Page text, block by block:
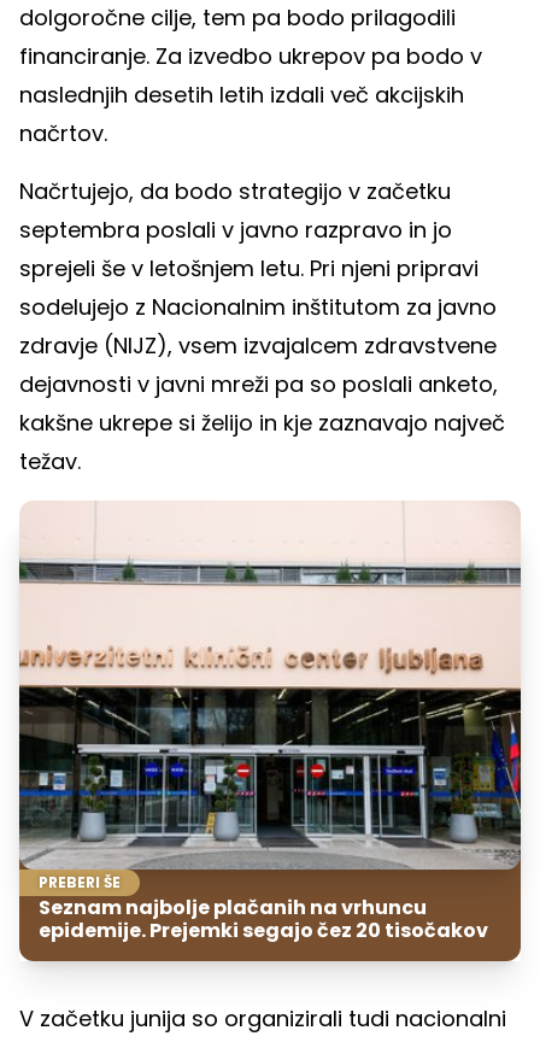
dolgoročne cilje, tem pa bodo prilagodili
financiranje. Za izvedbo ukrepov pa bodo v
naslednjih desetih letih izdali več akcijskih
načrtov.
Načrtujejo, da bodo strategijo v začetku
septembra poslali v javno razpravo in jo
sprejeli še v letošnjem letu. Pri njeni pripravi
sodelujejo z Nacionalnim inštitutom za javno
zdravje (NIJZ), vsem izvajalcem zdravstvene
dejavnosti v javni mreži pa so poslali anketo,
kakšne ukrepe si želijo in kje zaznavajo največ
težav.
PREBERI ŠE
Seznam najbolje plačanih na vrhuncu
epidemije. Prejemki segajo čez 20 tisočakov
V začetku junija so organizirali tudi nacionalni